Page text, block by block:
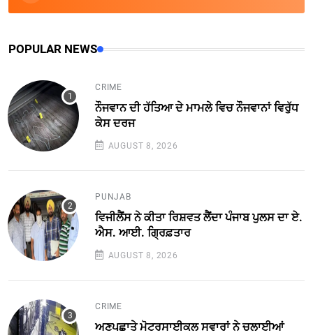
POPULAR NEWS
CRIME
ਨੌਜਵਾਨ ਦੀ ਹੱਤਿਆ ਦੇ ਮਾਮਲੇ ਵਿਚ ਨੌਜਵਾਨਾਂ ਵਿਰੁੱਧ
ਕੇਸ ਦਰਜ
AUGUST 8, 2026
PUNJAB
ਵਿਜੀਲੈਂਸ ਨੇ ਕੀਤਾ ਰਿਸ਼ਵਤ ਲੈਂਦਾ ਪੰਜਾਬ ਪੁਲਸ ਦਾ ਏ.
ਐਸ. ਆਈ. ਗ੍ਰਿਫ਼ਤਾਰ
AUGUST 8, 2026
CRIME
ਅਣਪਛਾਤੇ ਮੋਟਰਸਾਈਕਲ ਸਵਾਰਾਂ ਨੇ ਚਲਾਈਆਂ